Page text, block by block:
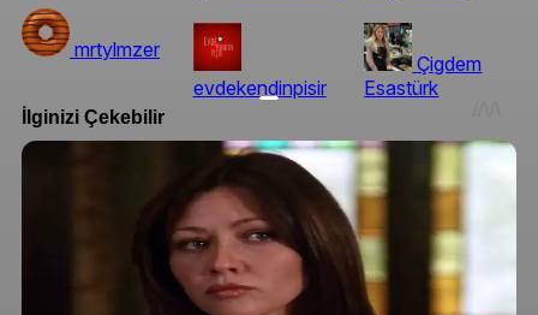
mrtylmzer
evdekendinpisir
Çigdem
Esastürk